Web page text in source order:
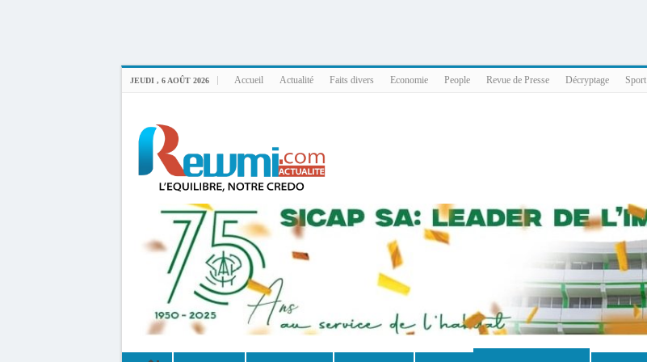
JEUDI , 6 AOÛT 2026 Accueil Actualité Faits divers Economie People Revue de Presse Décryptage Sport